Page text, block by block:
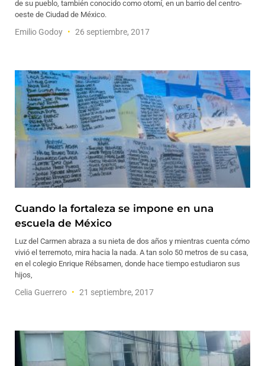
de su pueblo, también conocido como otomí, en un barrio del centro-
oeste de Ciudad de México.
Emilio Godoy 26 septiembre, 2017
Cuando la fortaleza se impone en una
escuela de México
Luz del Carmen abraza a su nieta de dos años y mientras cuenta cómo
vivió el terremoto, mira hacia la nada. A tan solo 50 metros de su casa,
en el colegio Enrique Rébsamen, donde hace tiempo estudiaron sus
hijos,
Celia Guerrero 21 septiembre, 2017